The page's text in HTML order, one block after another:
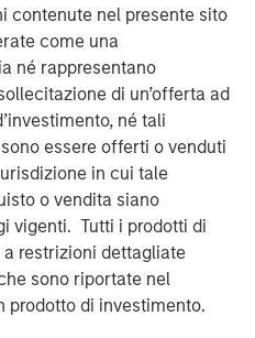
contenute nel presente sito
come una
né rappresentano
di un’offerta ad
né tali
essere offerti o venduti
in cui tale
o vendita siano
vigenti. Tutti i prodotti di
restrizioni dettagliate
sono riportate nel
prodotto di investimento.
and operator of premier
portfolio
under operation or
units under
in 11 states in the
States. In our home state of
employing over 1300
living, assisted living and
privileged to elevate life for
how to live. For more, visit
Investing